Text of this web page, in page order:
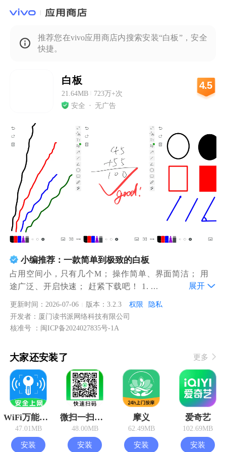
推荐您在vivo应用商店内搜索安装“白板”，安全
快捷。
白板
21.64MB
723万+次
安全
无广告
4.5
小编推荐：一款简单到极致的白板
占用空间小，只有几个M； 操作简单、界面简洁； 用
途广泛、开启快速； 赶紧下载吧！ 1. ...
展开
更新时间：2026-07-06 版本：3.2.3 权限
隐私
开发者：厦门读书派网络科技有限公司
核准号 ：闽ICP备2024027835号-1A
大家还安装了 更多
WiFi万能钥钥免费连
47.01MB
安装
微扫一扫查二维码
48.00MB
安装
摩义
62.49MB
安装
爱奇艺
102.69MB
安装